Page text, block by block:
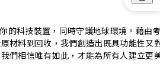
的科技裝置，同時守護地球環境。藉由
材料到回收，我們創造出既具功能性又
們相信唯有如此，才能為所有人建立更